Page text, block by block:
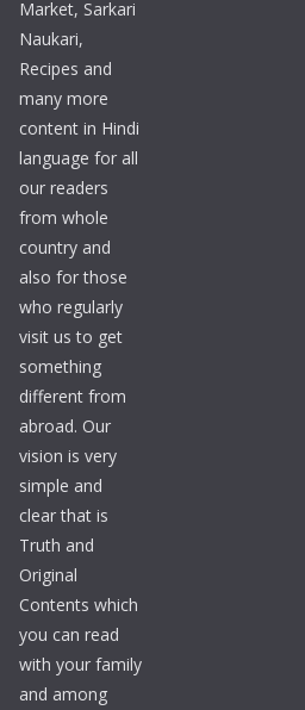
Market, Sarkari
Naukari,
Recipes and
many more
content in Hindi
language for all
our readers
from whole
country and
also for those
who regularly
visit us to get
something
different from
abroad. Our
vision is very
simple and
clear that is
Truth and
Original
Contents which
you can read
with your family
and among